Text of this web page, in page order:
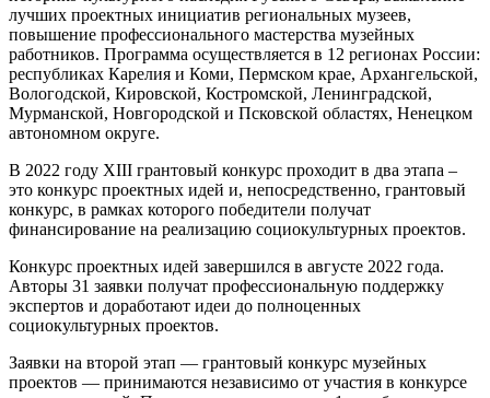
лучших проектных инициатив региональных музеев,
повышение профессионального мастерства музейных
работников. Программа осуществляется в 12 регионах России:
республиках Карелия и Коми, Пермском крае, Архангельской,
Вологодской, Кировской, Костромской, Ленинградской,
Мурманской, Новгородской и Псковской областях, Ненецком
автономном округе.
В 2022 году XIII грантовый конкурс проходит в два этапа –
это конкурс проектных идей и, непосредственно, грантовый
конкурс, в рамках которого победители получат
финансирование на реализацию социокультурных проектов.
Конкурс проектных идей завершился в августе 2022 года.
Авторы 31 заявки получат профессиональную поддержку
экспертов и доработают идеи до полноценных
социокультурных проектов.
Заявки на второй этап — грантовый конкурс музейных
проектов — принимаются независимо от участия в конкурсе